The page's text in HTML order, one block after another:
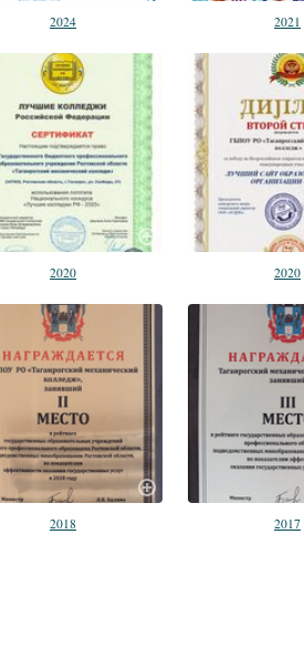
2024 2021
2020 2020
2018 2017